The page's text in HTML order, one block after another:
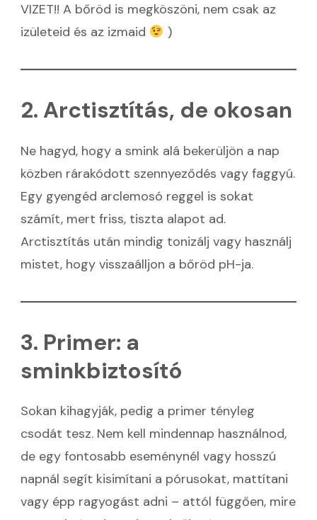
VIZET!! A bőröd is megköszöni, nem csak az
izületeid és az izmaid
)
2. Arctisztítás, de okosan
Ne hagyd, hogy a smink alá bekerüljön a nap
közben rárakódott szennyeződés vagy faggyú.
Egy gyengéd arclemosó reggel is sokat
számít, mert friss, tiszta alapot ad.
Arctisztítás után mindig tonizálj vagy használj
mistet, hogy visszaálljon a bőröd pH-ja.
3. Primer: a
sminkbiztosító
Sokan kihagyják, pedig a primer tényleg
csodát tesz. Nem kell mindennap használnod,
de egy fontosabb eseménynél vagy hosszú
napnál segít kisimítani a pórusokat, mattítani
vagy épp ragyogást adni – attól függően, mire